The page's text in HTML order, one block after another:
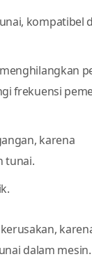
kompatibel
frekuensi
karena
tunai.
dalam mesin.